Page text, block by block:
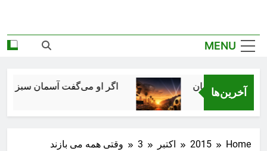
MENU
آخرین‌ها
سینمای جهان اگر او می‌گفت آسمان سبز است،
Home
2015 اکتبر 3 وقتی همه می بازند